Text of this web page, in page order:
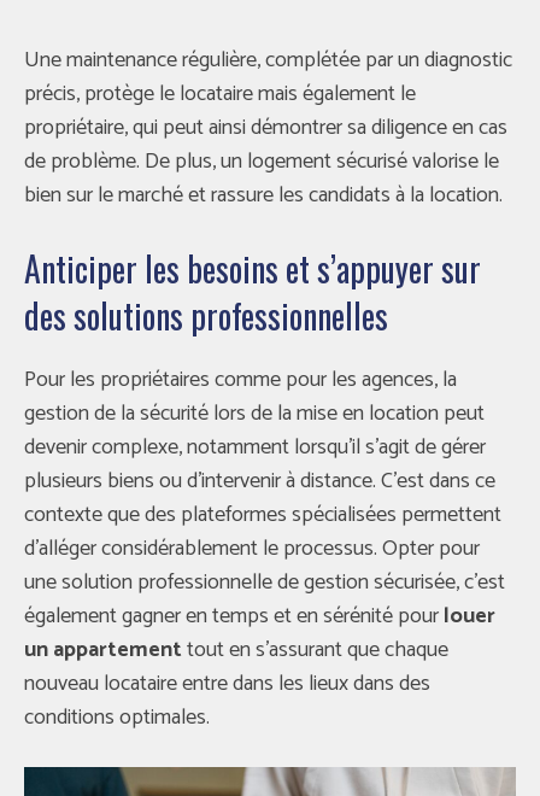
Une maintenance régulière, complétée par un diagnostic
précis, protège le locataire mais également le
propriétaire, qui peut ainsi démontrer sa diligence en cas
de problème. De plus, un logement sécurisé valorise le
bien sur le marché et rassure les candidats à la location.
Anticiper les besoins et s’appuyer sur
des solutions professionnelles
Pour les propriétaires comme pour les agences, la
gestion de la sécurité lors de la mise en location peut
devenir complexe, notamment lorsqu’il s’agit de gérer
plusieurs biens ou d’intervenir à distance. C’est dans ce
contexte que des plateformes spécialisées permettent
d’alléger considérablement le processus. Opter pour
une solution professionnelle de gestion sécurisée, c’est
également gagner en temps et en sérénité pourlouer
un appartementtout en s’assurant que chaque
nouveau locataire entre dans les lieux dans des
conditions optimales.